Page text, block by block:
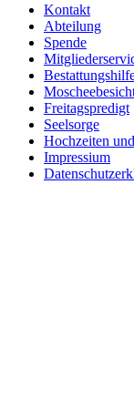
Kontakt
Abteilung
Spende
Freitagspredigt
Seelsorge
Hochzeiten
Impressium